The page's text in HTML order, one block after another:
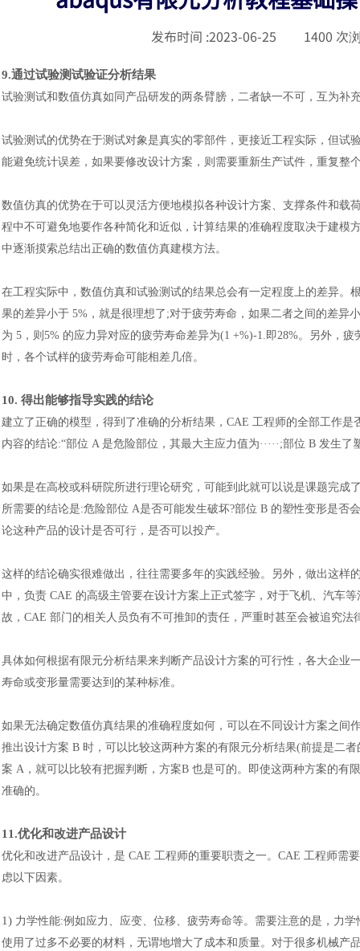
发布时间 :2023-06-25 1400 次
9.通过试验测试验证分析结果
试验测试和数值仿真如同产品研发的两条臂膀，二者缺一不可，互为
试验测试的优势在于测试对象是真实的零部件，更接近工程实际，但
能避免统计误差，如果要修改设计方案，则需要重新生产试件，重复整
数值仿真的优势在于可以灵活方便地模拟各种设计方案、支撑条件和
程中不可避免地要作各种简化和近似，计算结果的准确程度取决于建
中逐渐摸索总结出正确的数值仿真建模方法。
在工程实际中，数值仿真和试验测试的结果总会有一定程度上的差异
果的差异小于 5%，就是很理想了;对于疲劳寿命，如果二者之间的差异
为 5，则5% 的应力异对应的疲劳寿命差异为(1 +%)-1.即28%。另外，
时，各个试样的疲劳寿命可能相差几倍。
10. 得出能够指导实践的结论
建立了正确的模型，得到了准确的分析结果，CAE 工程师的全部工作
内容的结论:“部位 A 是危险部位，其最大主应力值为·····;部位 B 发生
如果是在高校或科研院所进行理论研究，可能到此就可以说是课题完
所需要的结论是:危险部位 A是否可能发生破坏?部位 B 的塑性变形是否
论这种产品的设计是否可行，是否可以投产。
这样的结论确实很难做出，往往需要多年的实践经验。另外，做出这
中，负责 CAE 的高级主管要在设计方案上正式签字，对于飞机、汽车
故，CAE 部门的相关人员负有不可推卸的责任，严重时甚至会被追究法
具体如何根据有限元分析结果来判断产品设计方案的可行性，各大企
寿命或变形量需要达到的某种标准。
如果无法确定数值仿真结果的准确程度如何，可以在不同设计方案之
推出设计方案 B 时，可以比较这两种方案的有限元分析结果(前提是二
案 A，就可以比较有把握判断，方案B 也是可的。即使这两种方案的有
准确的。
11.优化和改进产品设计
优化和改进产品设计，是 CAE 工程师的重要职责之一。CAE 工程师需
虑以下因素。
1) 力学性能:例如应力、应变、位移、疲劳寿命等。需要注意的是，力
使用了过多不必要的材料，无谓地增大了成本和质量。对于很多机械产